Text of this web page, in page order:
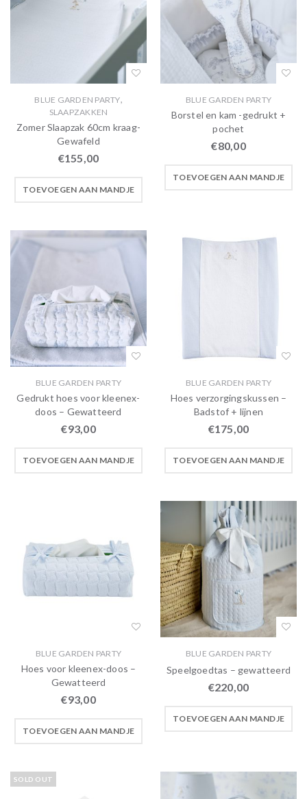
BLUE GARDEN PARTY,
SLAAPZAKKEN
Zomer Slaapzak 60cm kraag-
Gewafeld
€155,00
TOEVOEGEN AAN MANDJE
BLUE GARDEN PARTY
Borstel en kam -gedrukt +
pochet
€80,00
TOEVOEGEN AAN MANDJE
BLUE GARDEN PARTY
Gedrukt hoes voor kleenex-
doos – Gewatteerd
€93,00
TOEVOEGEN AAN MANDJE
BLUE GARDEN PARTY
Hoes verzorgingskussen –
Badstof + lijnen
€175,00
TOEVOEGEN AAN MANDJE
BLUE GARDEN PARTY
Hoes voor kleenex-doos –
Gewatteerd
€93,00
TOEVOEGEN AAN MANDJE
BLUE GARDEN PARTY
Speelgoedtas – gewatteerd
€220,00
TOEVOEGEN AAN MANDJE
SOLD OUT